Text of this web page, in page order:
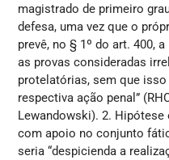
magistrado de primeiro
defesa, uma vez que o
prevê, no § 1º do art. 400,
as provas consideradas
protelatórias, sem que
respectiva ação penal”
Lewandowski). 2.
com apoio no conjunto
seria “despicienda a